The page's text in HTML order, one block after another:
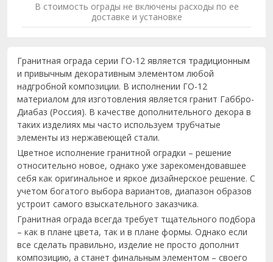
В стоимость ограды не включены расходы по ее
доставке и установке
Гранитная ограда серии ГО-12 является традиционным
и привычным декоративным элементом любой
надгробной композиции. В исполнении ГО-12
материалом для изготовления является гранит Габбро-
Диабаз (Россия). В качестве дополнительного декора в
таких изделиях мы часто используем трубчатые
элементы из нержавеющей стали.
Цветное исполнение гранитной оградки – решение
относительно новое, однако уже зарекомендовавшее
себя как оригинальное и яркое дизайнерское решение. С
учетом богатого выбора вариантов, диапазон образов
устроит самого взыскательного заказчика.
Гранитная ограда всегда требует тщательного подбора
– как в плане цвета, так и в плане формы. Однако если
все сделать правильно, изделие не просто дополнит
композицию, а станет финальным элементом – своего